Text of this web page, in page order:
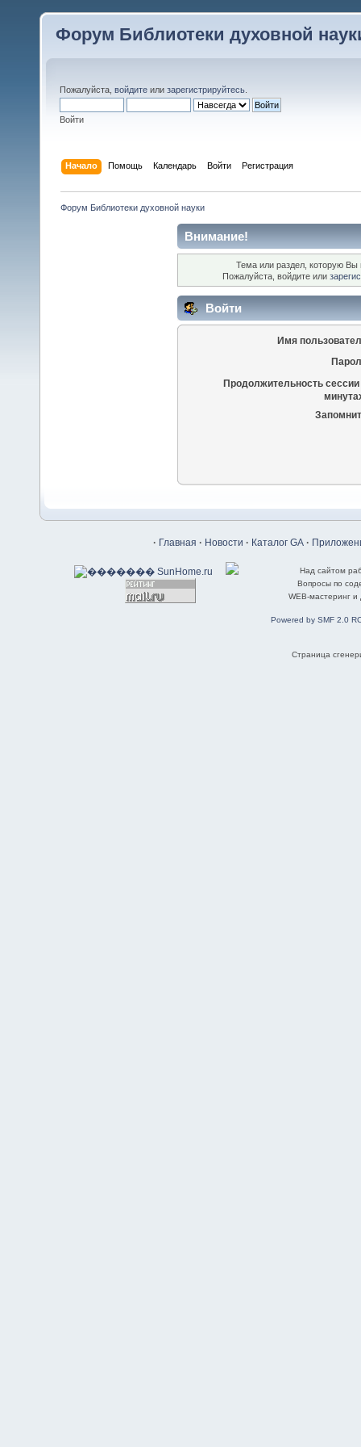
Форум Библиотеки духовной
Пожалуйста, войдите или зарегистрируйтесь
Войти
Начало Помощь Календарь Войти Регистрация
Форум Библиотеки духовной науки
Внимание!
Тема или раздел, которую Вы
Пожалуйста, войдите или
Войти
Имя
Продолжительность сессии
· Главная · Новости · Каталог GA ·
Над сайтом
Вопросы по
WEB-мастеринг
Powered by SMF 2.0
Страница